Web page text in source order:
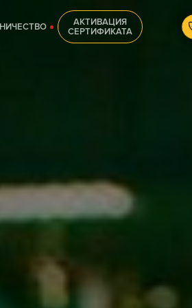
АКТИВАЦИЯ
СЕРТИФИКАТА